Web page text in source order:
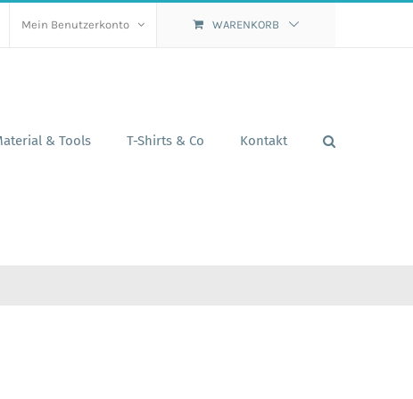
Mein Benutzerkonto WARENKORB
& Tools T-Shirts & Co Kontakt